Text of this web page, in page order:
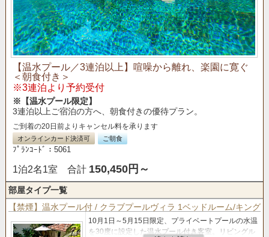
【温水プール／3連泊以上】喧噪から離れ、楽園に寛ぐ
＜朝食付き＞
※3連泊より予約受付
※【温水プール限定】
3連泊以上ご宿泊の方へ、朝食付きの優待プラン。
ご到着の20日前よりキャンセル料を承ります
オンラインカード決済可 ご朝食
ﾌﾟﾗﾝｺｰﾄﾞ：5061
1泊2名1室 合計 150,450円～
部屋タイプ一覧
【禁煙】温水プール付 / クラブプールヴィラ 1ベッドルーム/キング
10月1日～5月15日限定、 プライベートプールの水温
を30度に設定した温水プール付き客室。
リビングル